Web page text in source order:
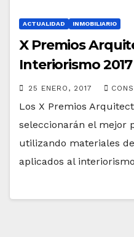
ACTUALIDAD INMOBILIARIO
X Premios
Interiorismo 2017
25 ENERO, 2017
Los X Premios
seleccionarán el mejor
utilizando materiales
aplicados al interiorismo